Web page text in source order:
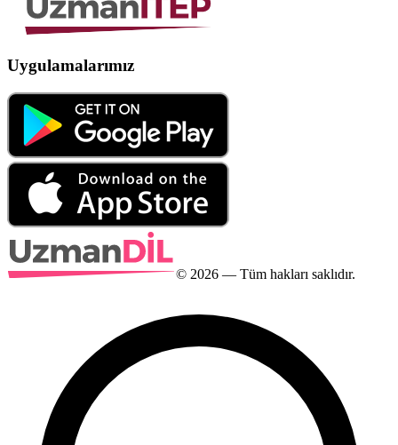
Uygulamalarımız
© 2026 — Tüm hakları saklıdır.